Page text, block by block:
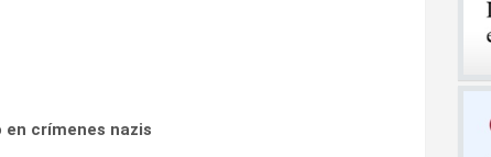
en crímenes nazis